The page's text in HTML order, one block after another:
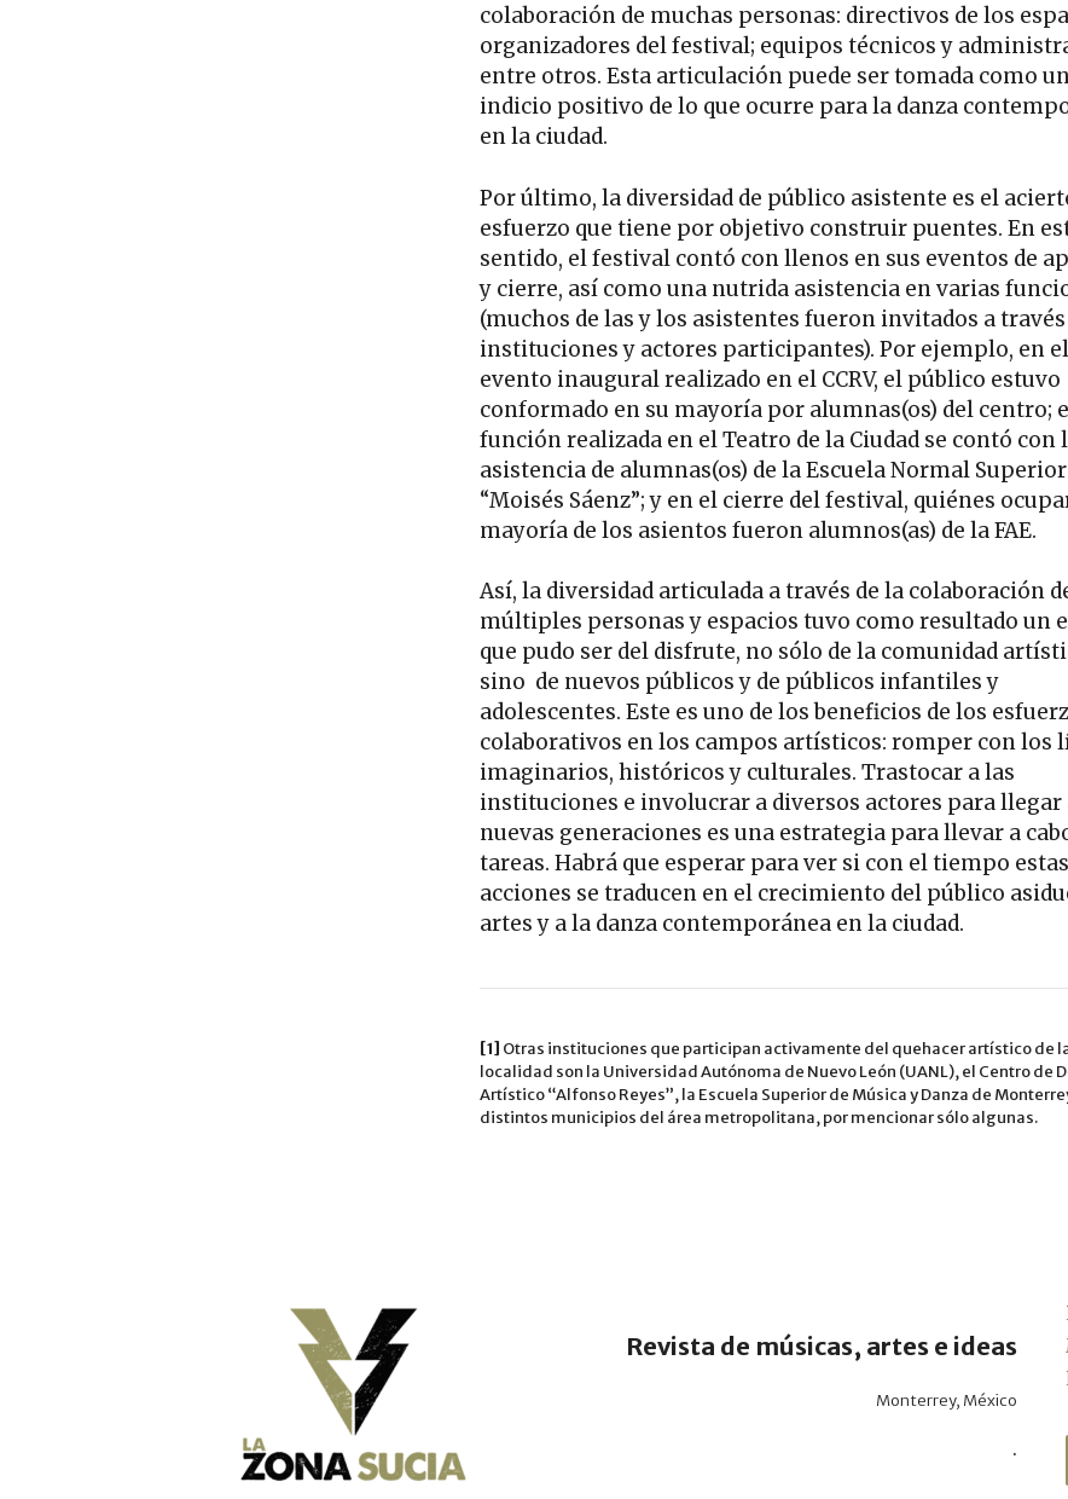
colaboración de muchas personas: directivos de los
organizadores del festival; equipos técnicos y
entre otros. Esta articulación puede ser tomada como
indicio positivo de lo que ocurre para la danza
en la ciudad.
Por último, la diversidad de público asistente es el
esfuerzo que tiene por objetivo construir puentes. En
sentido, el festival contó con llenos en sus eventos de
y cierre, así como una nutrida asistencia en varias
(muchos de las y los asistentes fueron invitados a través
instituciones y actores participantes). Por ejemplo, en el
evento inaugural realizado en el CCRV, el público estuvo
conformado en su mayoría por alumnas(os) del centro;
función realizada en el Teatro de la Ciudad se contó con
asistencia de alumnas(os) de la Escuela Normal Superior
“Moisés Sáenz”; y en el cierre del festival, quiénes
mayoría de los asientos fueron alumnos(as) de la FAE.
Así, la diversidad articulada a través de la colaboración
múltiples personas y espacios tuvo como resultado un
que pudo ser del disfrute, no sólo de la comunidad
sino de nuevos públicos y de públicos infantiles y
adolescentes. Este es uno de los beneficios de los
colaborativos en los campos artísticos: romper con los
imaginarios, históricos y culturales. Trastocar a las
instituciones e involucrar a diversos actores para llegar
nuevas generaciones es una estrategia para llevar a
tareas. Habrá que esperar para ver si con el tiempo estas
acciones se traducen en el crecimiento del público
artes y a la danza contemporánea en la ciudad.
[1] Otras instituciones que participan activamente del quehacer artístico de
localidad son la Universidad Autónoma de Nuevo León (UANL), el Centro de
Artístico “Alfonso Reyes”, la Escuela Superior de Música y Danza de
distintos municipios del área metropolitana, por mencionar sólo algunas.
Revista de músicas, artes e ideas
Monterrey, México
.